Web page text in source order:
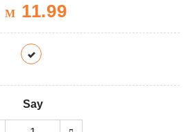
M 11.99
Say